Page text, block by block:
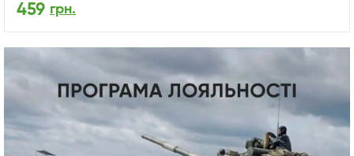
459 грн.